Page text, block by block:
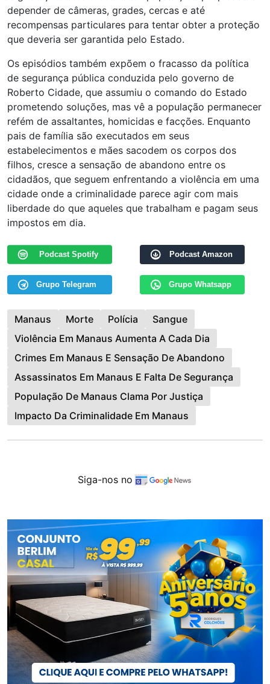
depender de câmeras, grades, cercas e até
recompensas particulares para tentar obter a proteção
que deveria ser garantida pelo Estado.
Os episódios também expõem o fracasso da política
de segurança pública conduzida pelo governo de
Roberto Cidade, que assumiu o comando do Estado
prometendo soluções, mas vê a população permanecer
refém de assaltantes, homicidas e facções. Enquanto
pais de família são executados em seus
estabelecimentos e mães sacodem os corpos dos
filhos, cresce a sensação de abandono entre os
cidadãos, que seguem enfrentando a violência em uma
cidade onde a criminalidade parece agir com mais
liberdade do que aqueles que trabalham e pagam seus
impostos em dia.
Podcast Spotify Podcast Amazon
Grupo Telegram Grupo Whatsapp
Manaus Morte Polícia
Sangue
Violência Em Manaus Aumenta A Cada Dia
Crimes Em Manaus E Sensação De Abandono
Assassinatos Em Manaus E Falta De Segurança
População De Manaus Clama Por Justiça
Impacto Da Criminalidade Em Manaus
Siga-nos no